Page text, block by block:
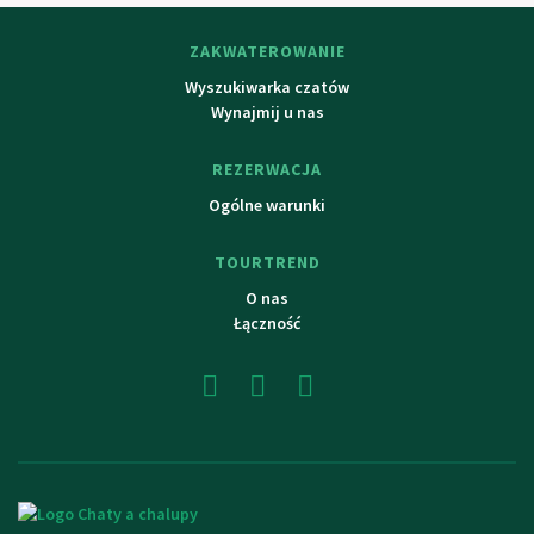
Usti nad Orlici z aquaparku.
ZAKWATEROWANIE
Wyszukiwarka czatów
Wynajmij u nas
REZERWACJA
Ogólne warunki
TOURTREND
O nas
Łączność